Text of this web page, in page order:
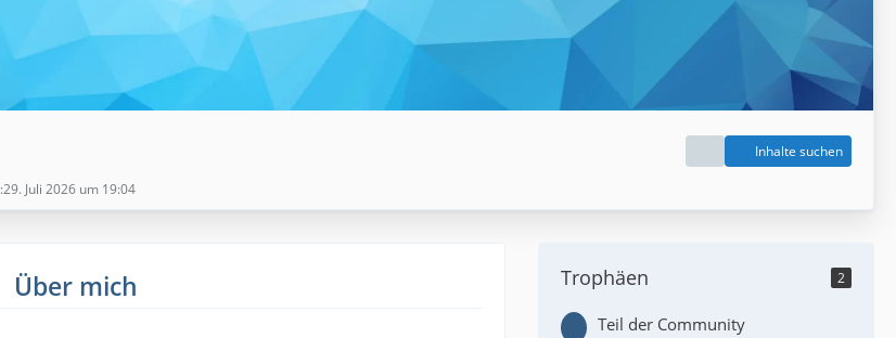
Inhalte suchen
29. Juli 2026 um 19:04
Über mich Trophäen 2
Teil der Community